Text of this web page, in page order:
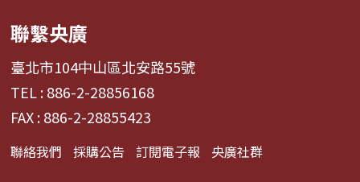
聯繫央廣
臺北市104中山區北安路55號
TEL : 886-2-28856168
FAX : 886-2-28855423
聯絡我們 採購公告 訂閱電子報 央廣社群